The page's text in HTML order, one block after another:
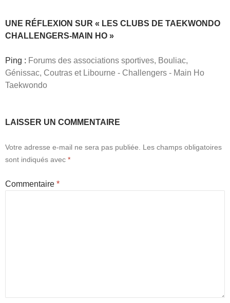
e
b
o
o
k
o
d
o
n
g
er
UNE RÉFLEXION SUR « LES CLUBS DE TAEKWONDO
CHALLENGERS-MAIN HO »
Ping : Forums des associations sportives, Bouliac,
Génissac, Coutras et Libourne - Challengers - Main Ho
Taekwondo
LAISSER UN COMMENTAIRE
Votre adresse e-mail ne sera pas publiée.
Les champs obligatoires
sont indiqués avec *
Commentaire *